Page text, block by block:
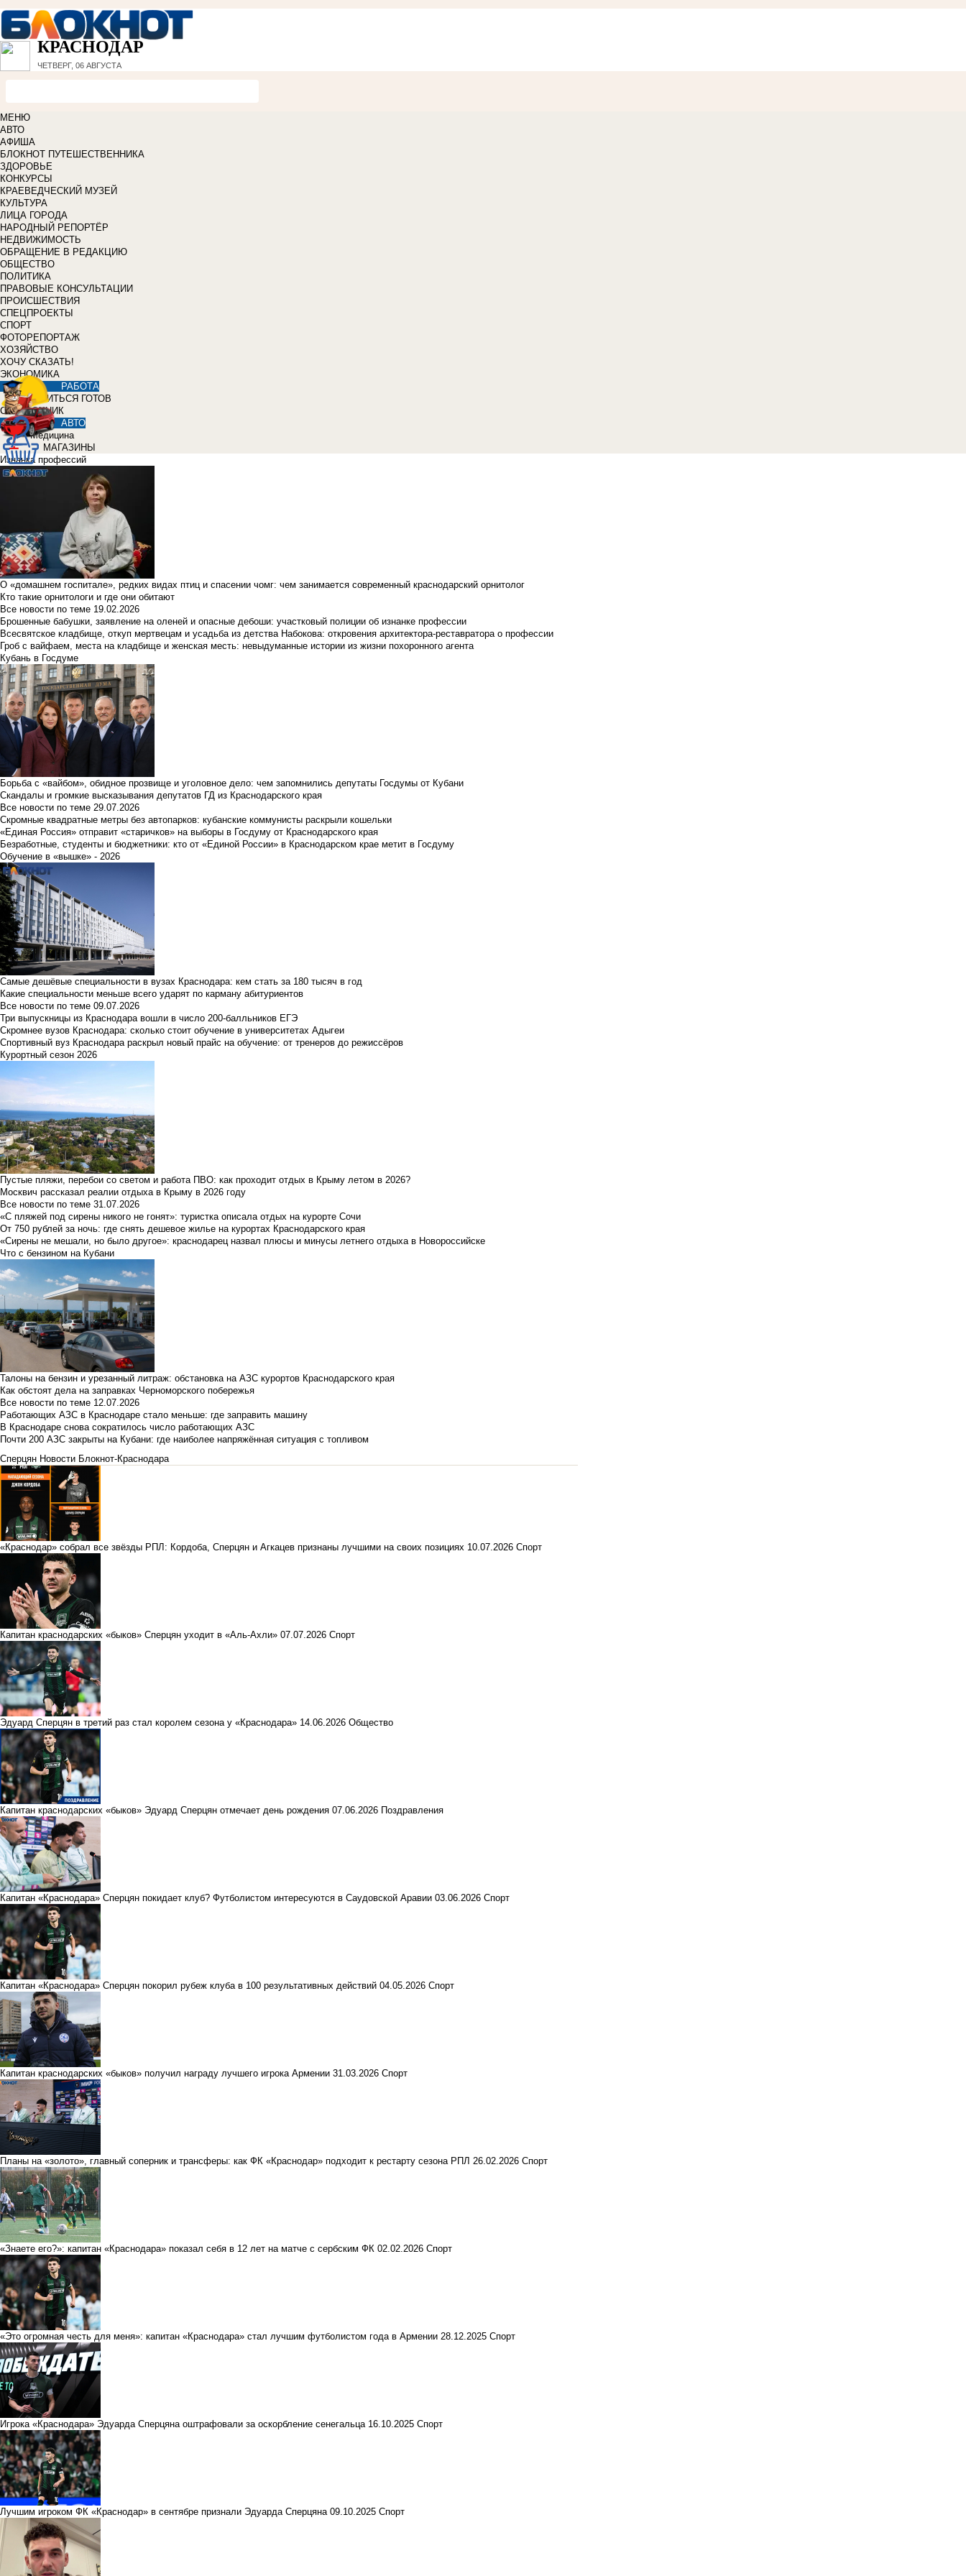
КРАСНОДАР
ЧЕТВЕРГ, 06 АВГУСТА
МЕНЮ
АВТО
АФИША
БЛОКНОТ ПУТЕШЕСТВЕННИКА
ЗДОРОВЬЕ
КОНКУРСЫ
КРАЕВЕДЧЕСКИЙ МУЗЕЙ
КУЛЬТУРА
ЛИЦА ГОРОДА
НАРОДНЫЙ РЕПОРТЁР
НЕДВИЖИМОСТЬ
ОБРАЩЕНИЕ В РЕДАКЦИЮ
ОБЩЕСТВО
ПОЛИТИКА
ПРАВОВЫЕ КОНСУЛЬТАЦИИ
ПРОИСШЕСТВИЯ
СПЕЦПРОЕКТЫ
СПОРТ
ФОТОРЕПОРТАЖ
ХОЗЯЙСТВО
ХОЧУ СКАЗАТЬ!
ЭКОНОМИКА
РАБОТА
УЧИТЬСЯ ГОТОВ
СПРАВОЧНИК
АВТО
Медицина
МАГАЗИНЫ
Изнанка профессий
О «домашнем госпитале», редких видах птиц и спасении чомг: чем занимается современный краснодарский орнитолог
Кто такие орнитологи и где они обитают
Все новости по теме 19.02.2026
Брошенные бабушки, заявление на оленей и опасные дебоши: участковый полиции об изнанке профессии
Всесвятское кладбище, откуп мертвецам и усадьба из детства Набокова: откровения архитектора-реставратора о профессии
Гроб с вайфаем, места на кладбище и женская месть: невыдуманные истории из жизни похоронного агента
Кубань в Госдуме
Борьба с «вайбом», обидное прозвище и уголовное дело: чем запомнились депутаты Госдумы от Кубани
Скандалы и громкие высказывания депутатов ГД из Краснодарского края
Все новости по теме 29.07.2026
Скромные квадратные метры без автопарков: кубанские коммунисты раскрыли кошельки
«Единая Россия» отправит «старичков» на выборы в Госдуму от Краснодарского края
Безработные, студенты и бюджетники: кто от «Единой России» в Краснодарском крае метит в Госдуму
Обучение в «вышке» - 2026
Самые дешёвые специальности в вузах Краснодара: кем стать за 180 тысяч в год
Какие специальности меньше всего ударят по карману абитуриентов
Все новости по теме 09.07.2026
Три выпускницы из Краснодара вошли в число 200-балльников ЕГЭ
Скромнее вузов Краснодара: сколько стоит обучение в университетах Адыгеи
Спортивный вуз Краснодара раскрыл новый прайс на обучение: от тренеров до режиссёров
Курортный сезон 2026
Пустые пляжи, перебои со светом и работа ПВО: как проходит отдых в Крыму летом в 2026?
Москвич рассказал реалии отдыха в Крыму в 2026 году
Все новости по теме 31.07.2026
«С пляжей под сирены никого не гонят»: туристка описала отдых на курорте Сочи
От 750 рублей за ночь: где снять дешевое жилье на курортах Краснодарского края
«Сирены не мешали, но было другое»: краснодарец назвал плюсы и минусы летнего отдыха в Новороссийске
Что с бензином на Кубани
Талоны на бензин и урезанный литраж: обстановка на АЗС курортов Краснодарского края
Как обстоят дела на заправках Черноморского побережья
Все новости по теме 12.07.2026
Работающих АЗС в Краснодаре стало меньше: где заправить машину
В Краснодаре снова сократилось число работающих АЗС
Почти 200 АЗС закрыты на Кубани: где наиболее напряжённая ситуация с топливом
Сперцян Новости Блокнот-Краснодара
«Краснодар» собрал все звёзды РПЛ: Кордоба, Сперцян и Агкацев признаны лучшими на своих позициях 10.07.2026 Спорт
Капитан краснодарских «быков» Сперцян уходит в «Аль-Ахли» 07.07.2026 Спорт
Эдуард Сперцян в третий раз стал королем сезона у «Краснодара» 14.06.2026 Общество
Капитан краснодарских «быков» Эдуард Сперцян отмечает день рождения 07.06.2026 Поздравления
Капитан «Краснодара» Сперцян покидает клуб? Футболистом интересуются в Саудовской Аравии 03.06.2026 Спорт
Капитан «Краснодара» Сперцян покорил рубеж клуба в 100 результативных действий 04.05.2026 Спорт
Капитан краснодарских «быков» получил награду лучшего игрока Армении 31.03.2026 Спорт
Планы на «золото», главный соперник и трансферы: как ФК «Краснодар» подходит к рестарту сезона РПЛ 26.02.2026 Спорт
«Знаете его?»: капитан «Краснодара» показал себя в 12 лет на матче с сербским ФК 02.02.2026 Спорт
«Это огромная честь для меня»: капитан «Краснодара» стал лучшим футболистом года в Армении 28.12.2025 Спорт
Игрока «Краснодара» Эдуарда Сперцяна оштрафовали за оскорбление сенегальца 16.10.2025 Спорт
Лучшим игроком ФК «Краснодар» в сентябре признали Эдуарда Сперцяна 09.10.2025 Спорт